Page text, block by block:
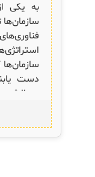
به یکی
دست
فناوری
به‌طور